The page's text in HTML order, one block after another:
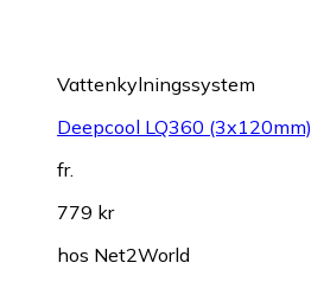
Vattenkylningssystem
Deepcool LQ360 (3x120mm)
fr.
779 kr
hos Net2World